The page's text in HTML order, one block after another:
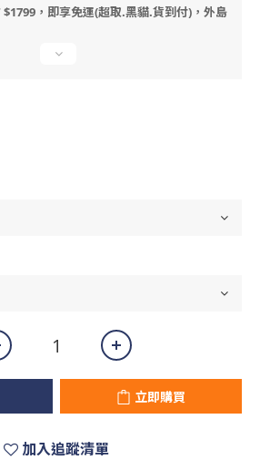
，即享免運(超取.黑貓.貨到付)，外島
立即購買
加入追蹤清單